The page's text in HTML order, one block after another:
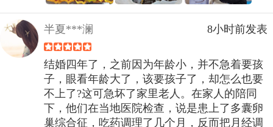
半夏***澜 8小时前发表
结婚四年了，之前因为年龄小，并不急着要孩
子，眼看年龄大了，该要孩子了，却怎么也要
不上了?这可急坏了家里老人。在家人的陪同
下，他们在当地医院检查，说是患上了多囊卵
巢综合征，吃药调理了几个月，反而把月经调